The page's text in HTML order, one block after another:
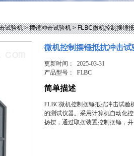
试验机>摆锤冲击试验机> FLBC微机控制摆锤
微机控制摆锤抵抗冲击试
更新时间： 2025-03-31
产品型号：FLBC
简单描述
FLBC微机控制摆锤抵抗冲击试验
的测试仪器。采用计算机自动化
扬摆，通过取摆装置控制摆锤，